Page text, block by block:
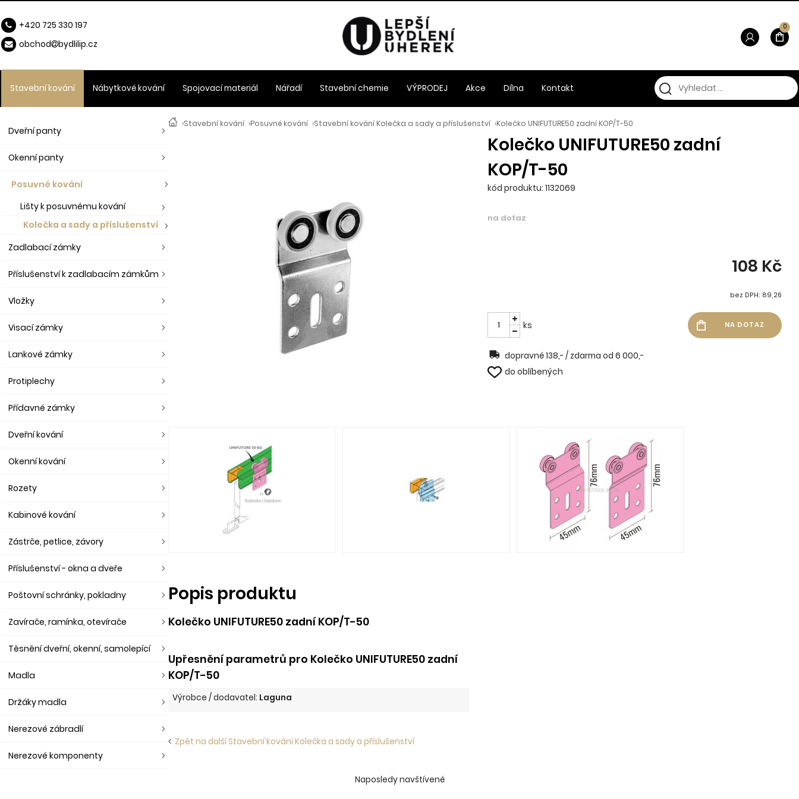
›Stavební kování ›Posuvné kování ›Stavební kování Kolečka a sady a příslušenství ›Kolečko UNIFUTURE50 zadní KOP/T-50
Kolečko UNIFUTURE50 zadní
KOP/T-50
kód produktu: 1132069
na dotaz
108 Kč
bez DPH: 89,26
ks
dopravné 138,- / zdarma od 6 000,-
do oblíbených
Popis produktu
Kolečko UNIFUTURE50 zadní KOP/T-50
Upřesnění parametrů pro Kolečko UNIFUTURE50 zadní
KOP/T-50
Výrobce / dodavatel: Laguna
Zpět na další Stavební kování Kolečka a sady a příslušenství
Dveřní panty
Okenní panty
Posuvné kování
Lišty k posuvnému kování
Kolečka a sady a příslušenství
Zadlabací zámky
Příslušenství k zadlabacím zámkům
Vložky
Visací zámky
Lankové zámky
Protiplechy
Přídavné zámky
Dveřní kování
Okenní kování
Rozety
Kabinové kování
Zástrče, petlice, závory
Příslušenství - okna a dveře
Poštovní schránky, pokladny
Zavírače, ramínka, otevírače
Těsnění dveřní, okenní, samolepící
Madla
Držáky madla
Nerezové zábradlí
Nerezové komponenty
Stavební kování Nábytkové kování Spojovací materiál Nářadí Stavební chemie VÝPRODEJ Akce Dílna Kontakt
0
+420 725 330 197
obchod
bydlilip.cz
Naposledy navštívené